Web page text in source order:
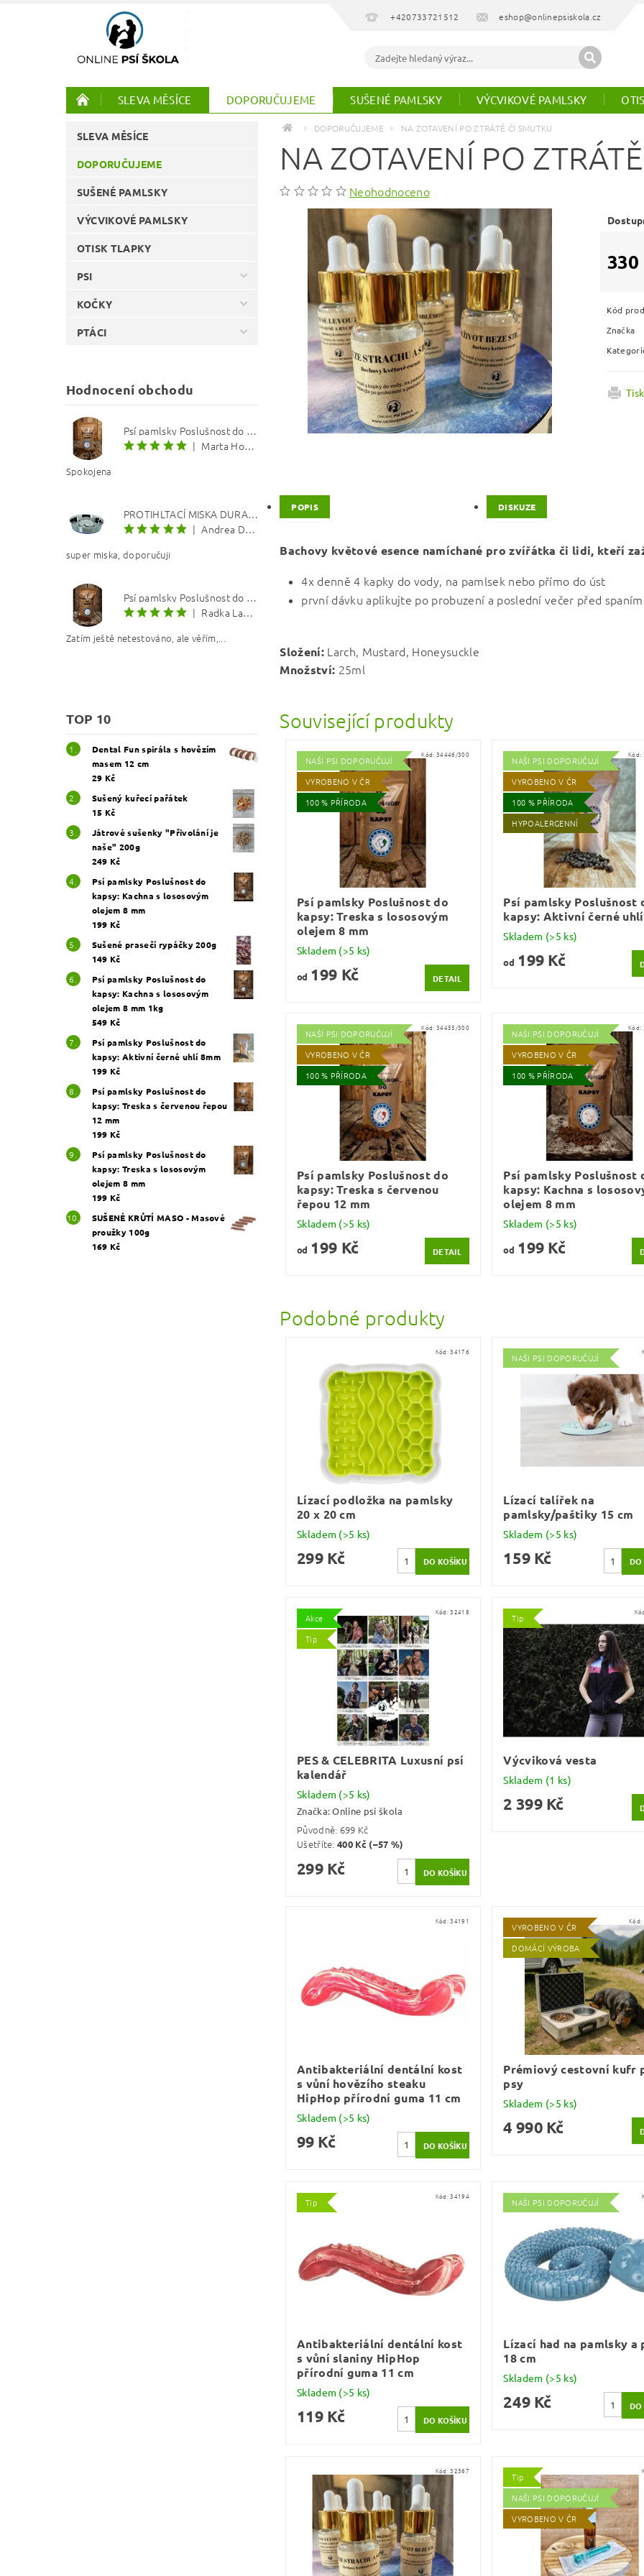
+420733721512 eshop@onlinepsiskola.cz
SLEVA MĚSÍCE DOPORUČUJEME SUŠENÉ PAMLSKY VÝCVIKOVÉ PAMLSKY
SLEVA MĚSÍCE
DOPORUČUJEME
SUŠENÉ PAMLSKY
VÝCVIKOVÉ PAMLSKY
OTISK TLAPKY
PSI
KOČKY
PTÁCI
Hodnocení obchodu
Psí pamlsky Poslušnost do kapsy: Treska s červenou řepou 12 mm
|
Marta Hourová
Spokojena
PROTIHLTACÍ MISKA DURAPET
|
Andrea Dosoudilová
super miska, doporučuji
Psí pamlsky Poslušnost do kapsy: Kachna s lososovým olejem 8 mm
|
Radka Langerová
Zatím ještě netestováno, ale věřím,...
TOP 10
Dental Fun spirála s hovězím
masem 12 cm
29 Kč
Sušený kuřecí pařátek
15 Kč
Játrové sušenky "Přivolání je
naše" 200g
249 Kč
Psí pamlsky Poslušnost do
kapsy: Kachna s lososovým
olejem 8 mm
199 Kč
Sušené prasečí rypáčky 200g
149 Kč
Psí pamlsky Poslušnost do
kapsy: Kachna s lososovým
olejem 8 mm 1kg
549 Kč
Psí pamlsky Poslušnost do
kapsy: Aktivní černé uhlí 8mm
199 Kč
Psí pamlsky Poslušnost do
kapsy: Treska s červenou řepou
12 mm
199 Kč
Psí pamlsky Poslušnost do
kapsy: Treska s lososovým
olejem 8 mm
199 Kč
SUŠENÉ KRŮTÍ MASO - Masové
proužky 100g
169 Kč
DOPORUČUJEME NA ZOTAVENÍ PO ZTRÁTĚ ČI SMUTKU
NA ZOTAVENÍ PO
Neohodnoceno
330
Kód
Značka
Tisk
POPIS DISKUZE
Bachovy květové esence namíchané pro zvířátka či lidi, kteří
4x denně 4 kapky do vody, na pamlsek nebo přímo do úst
první dávku aplikujte po probuzení a poslední večer před spaním
Složení:Larch, Mustard, Honeysuckle
Množství: 25ml
Související produkty
NAŠI PSI DOPORUČUJÍ
VYROBENO V ČR
100 % PŘÍRODA
Kód:34446/300
Psí pamlsky Poslušnost do
kapsy: Treska s lososovým
olejem 8 mm
Skladem (>5 ks)
od 199 Kč DETAIL
NAŠI PSI DOPORUČUJÍ
VYROBENO V ČR
100 % PŘÍRODA
HYPOALERGENNÍ
Kód:
Psí pamlsky Poslušnost
kapsy: Aktivní černé uhlí
Skladem (>5 ks)
od 199 Kč
NAŠI PSI DOPORUČUJÍ
VYROBENO V ČR
100 % PŘÍRODA
Kód:34455/300
Psí pamlsky Poslušnost do
kapsy: Treska s červenou
řepou 12 mm
Skladem (>5 ks)
od 199 Kč DETAIL
NAŠI PSI DOPORUČUJÍ
VYROBENO V ČR
100 % PŘÍRODA
Kód:
Psí pamlsky Poslušnost
kapsy: Kachna s
olejem 8 mm
Skladem (>5 ks)
od 199 Kč
Podobné produkty
Kód:34176
Lízací podložka na pamlsky
20 x 20 cm
Skladem (>5 ks)
299 Kč
NAŠI PSI DOPORUČUJÍ
Lízací talířek na
pamlsky/paštiky 15 cm
Skladem (>5 ks)
159 Kč
Akce
Tip
Kód:32418
PES & CELEBRITA Luxusní psí
kalendář
Skladem (>5 ks)
Značka:Online psí škola
Původně: 699 Kč
Ušetříte:400 Kč (–57 %)
299 Kč
Tip
Výcviková vesta
Skladem (1 ks)
2 399 Kč
Kód:34191
Antibakteriální dentální kost
s vůní hovězího steaku
HipHop přírodní guma 11 cm
Skladem (>5 ks)
99 Kč
VYROBENO V ČR
DOMÁCÍ VÝROBA
Kód:
Prémiový cestovní kufr
psy
Skladem (>5 ks)
4 990 Kč
Tip
Kód:34194
Antibakteriální dentální kost
s vůní slaniny HipHop
přírodní guma 11 cm
Skladem (>5 ks)
119 Kč
NAŠI PSI DOPORUČUJÍ
Lízací had na pamlsky a
18 cm
Skladem (>5 ks)
249 Kč
Kód:32367
Tip
NAŠI PSI DOPORUČUJÍ
VYROBENO V ČR